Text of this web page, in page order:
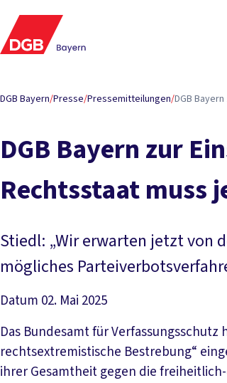
DGB Bayern/Presse/Pressemitteilungen/DGB
DGB Bayern zur
Rechtsstaat muss
Stiedl: „Wir erwarten jetzt von
mögliches
Datum 02. Mai 2025
Das Bundesamt für
rechtsextremistische Bestrebung“
ihrer Gesamtheit gegen die